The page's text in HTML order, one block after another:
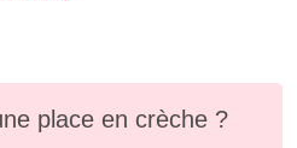
place en crèche ?